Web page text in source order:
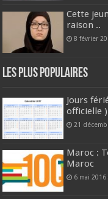
Cette
raison ..
8 février
Les plus populaires
Jours
officielle )
21
Maroc :
Maroc
6 mai 2016